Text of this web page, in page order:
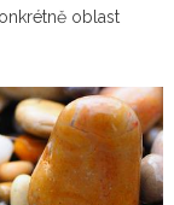
oblast